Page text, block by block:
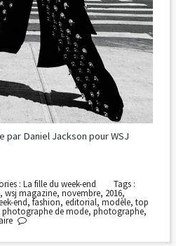
Daniel Jackson pour WSJ
: La fille du week-end Tags :
, wsj magazine, novembre, 2016,
end, fashion, editorial,modèle, top
photographe de mode, photographe,